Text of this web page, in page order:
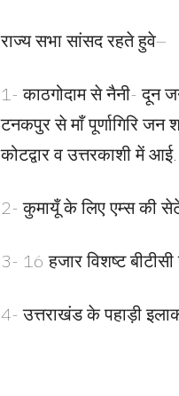
राज्य सभा सांसद रहते हुवे–
1- काठगोदाम से नैनी- दून
टनकपुर से माँ पूर्णागिरि जन
कोटद्वार व उत्तरकाशी में आई.
2- कुमायूँ के लिए एम्स की
3- 16 हजार विशष्ट
4- उत्तराखंड के पहाड़ी